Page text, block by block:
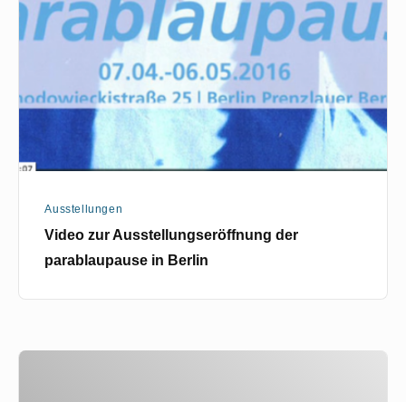
der
parablaupause
Berlin
Ausstellungen
Video zur Ausstellungseröffnung der
parablaupause in Berlin